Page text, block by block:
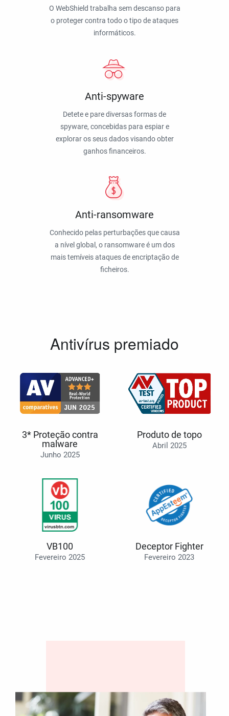
O WebShield trabalha sem descanso para
o proteger contra todo o tipo de ataques
informáticos.
Anti-spyware
Detete e pare diversas formas de
spyware, concebidas para espiar e
explorar os seus dados visando obter
ganhos financeiros.
Anti-ransomware
Conhecido pelas perturbações que causa
a nível global, o ransomware é um dos
mais temíveis ataques de encriptação de
ficheiros.
Antivírus premiado
3* Proteção contra
malware
Junho 2025
Produto de topo
Abril 2025
VB100
Fevereiro 2025
Deceptor Fighter
Fevereiro 2023